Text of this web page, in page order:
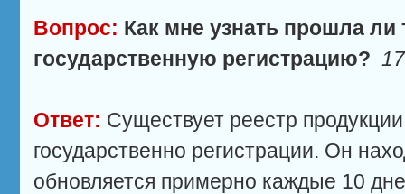
Вопрос: Как мне узнать прошла
государственную регистрацию?
Ответ: Существует реестр
государственно регистрации. Он
обновляется примерно каждые 10